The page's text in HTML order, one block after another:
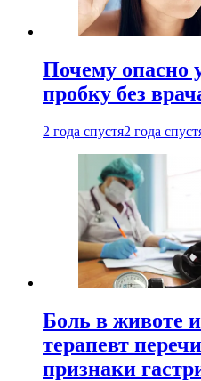
Почему опасно
пробку без
2 года спустя2 года
Боль в животе
терапевт
признаки